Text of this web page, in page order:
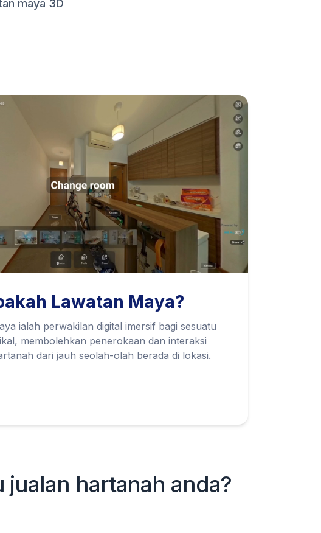
maya 3D
Lawatan Maya?
ialah perwakilan digital imersif bagi sesuatu
membolehkan penerokaan dan interaksi
dari jauh seolah-olah berada di lokasi.
jualan hartanah anda?